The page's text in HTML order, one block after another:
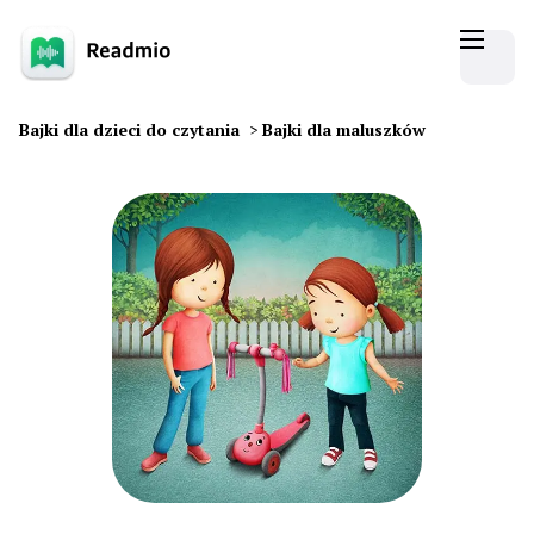
Bajki dla dzieci do czytania > Bajki dla maluszków